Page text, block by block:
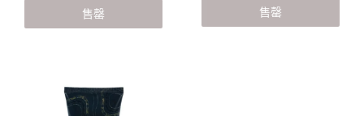
售罄 售罄